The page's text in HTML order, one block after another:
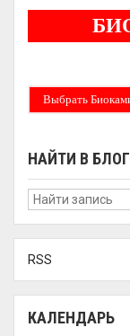
Выбрать
НАЙТИ В
RSS
КАЛЕНДАРЬ